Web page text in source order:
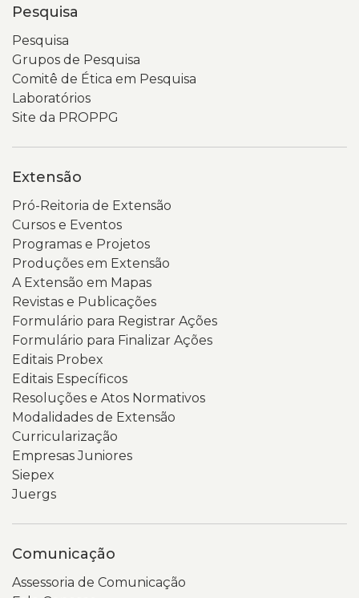
Pesquisa
Pesquisa
Grupos de Pesquisa
Comitê de Ética em Pesquisa
Laboratórios
Site da PROPPG
Extensão
Pró-Reitoria de Extensão
Cursos e Eventos
Programas e Projetos
Produções em Extensão
A Extensão em Mapas
Revistas e Publicações
Formulário para Registrar Ações
Formulário para Finalizar Ações
Editais Probex
Editais Específicos
Resoluções e Atos Normativos
Modalidades de Extensão
Curricularização
Empresas Juniores
Siepex
Juergs
Comunicação
Assessoria de Comunicação